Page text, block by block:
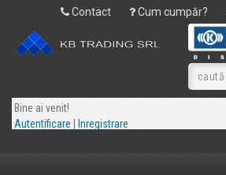
Contact Cum cumpăr?
Bine ai venit!
Autentificare
Inregistrare